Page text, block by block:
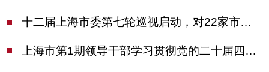
十二届上海市委第七轮巡视启动，对22家市管单位开展常规巡视
上海市第1期领导干部学习贯彻党的二十届四中全会精神专题研讨班开班，陈吉宁作专题报告